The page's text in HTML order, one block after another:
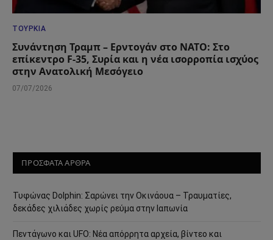
ΤΟΥΡΚΊΑ
Συνάντηση Τραμπ – Ερντογάν στο ΝΑΤΟ: Στο
επίκεντρο F-35, Συρία και η νέα ισορροπία ισχύος
στην Ανατολική Μεσόγειο
07/07/2026
ΠΡΟΣΦΑΤΑ ΑΡΘΡΑ
Τυφώνας Dolphin: Σαρώνει την Οκινάουα – Τραυματίες,
δεκάδες χιλιάδες χωρίς ρεύμα στην Ιαπωνία
Πεντάγωνο και UFO: Νέα απόρρητα αρχεία, βίντεο και